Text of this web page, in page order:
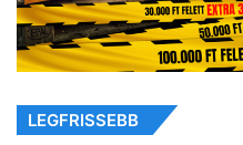
LEGFRISSEBB